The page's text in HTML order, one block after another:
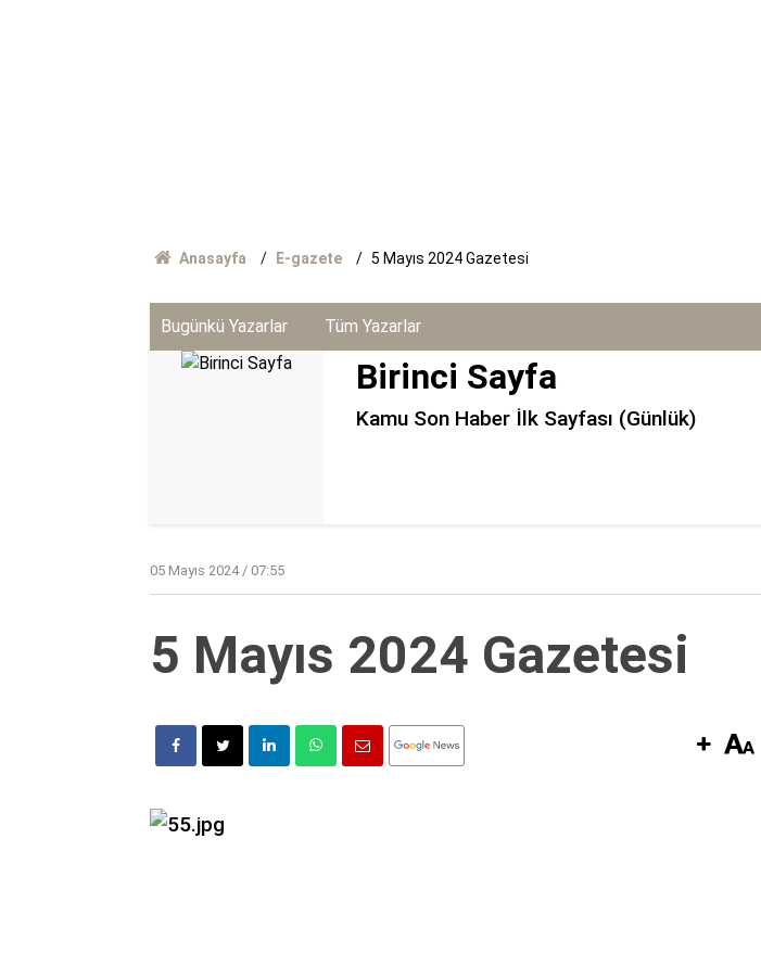
Anasayfa E-gazete 5 Mayıs 2024 Gazetesi
Bugünkü Yazarlar Tüm Yazarlar
Birinci Sayfa
Kamu Son Haber İlk Sayfası (Günlük)
05 Mayıs 2024 / 07:55
5 Mayıs 2024 Gazetesi